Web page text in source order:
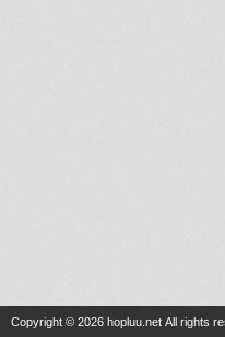
Copyright © 2026 hopluu.net All rights